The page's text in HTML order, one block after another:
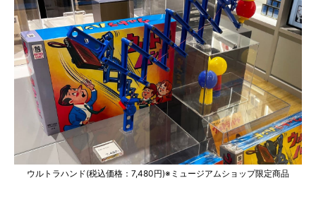
ウルトラハンド(税込価格：7,480円)※ミュージアムショップ限定商品